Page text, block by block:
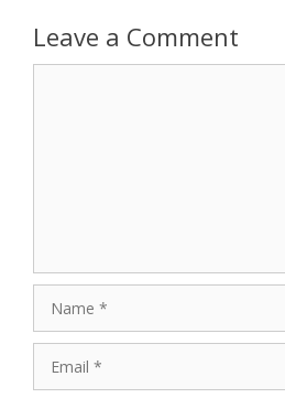
Leave a Comment